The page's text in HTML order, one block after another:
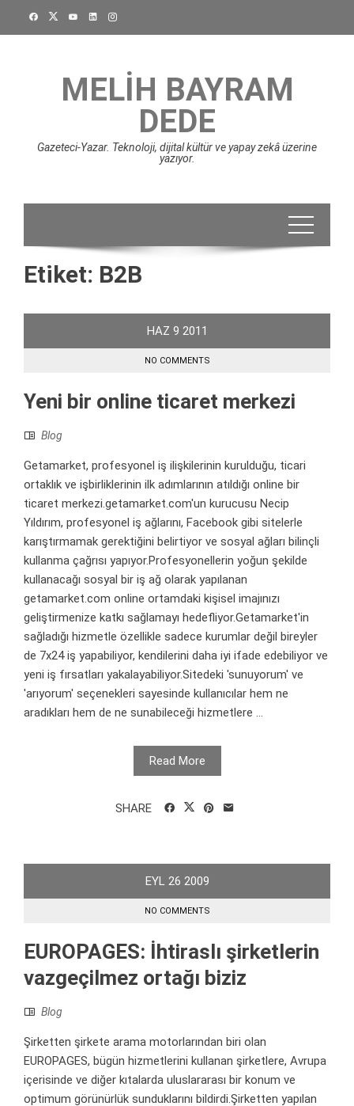
MELIH BAYRAM
DEDE
Gazeteci-Yazar. Teknoloji, dijital kültür ve yapay zekâ üzerine
yazıyor.
Etiket: B2B
HAZ 9 2011
NO COMMENTS
Yeni bir online ticaret merkezi
Blog
Getamarket, profesyonel iş ilişkilerinin kurulduğu, ticari
ortaklık ve işbirliklerinin ilk adımlarının atıldığı online bir
ticaret merkezi.getamarket.com'un kurucusu Necip
Yıldırım, profesyonel iş ağlarını, Facebook gibi sitelerle
karıştırmamak gerektiğini belirtiyor ve sosyal ağları bilinçli
kullanma çağrısı yapıyor.Profesyonellerin yoğun şekilde
kullanacağı sosyal bir iş ağ olarak yapılanan
getamarket.com online ortamdaki kişisel imajınızı
geliştirmenize katkı sağlamayı hedefliyor.Getamarket'in
sağladığı hizmetle özellikle sadece kurumlar değil bireyler
de 7x24 iş yapabiliyor, kendilerini daha iyi ifade edebiliyor ve
yeni iş fırsatları yakalayabiliyor.Sitedeki 'sunuyorum' ve
'arıyorum' seçenekleri sayesinde kullanıcılar hem ne
aradıkları hem de ne sunabileceği hizmetlere ...
Read More
SHARE
EYL 26 2009
NO COMMENTS
EUROPAGES: İhtiraslı şirketlerin
vazgeçilmez ortağı biziz
Blog
Şirketten şirkete arama motorlarından biri olan
EUROPAGES, bügün hizmetlerini kullanan şirketlere, Avrupa
içerisinde ve diğer kıtalarda uluslararası bir konum ve
optimum görünürlük sunduklarını bildirdi.Şirketten yapılan